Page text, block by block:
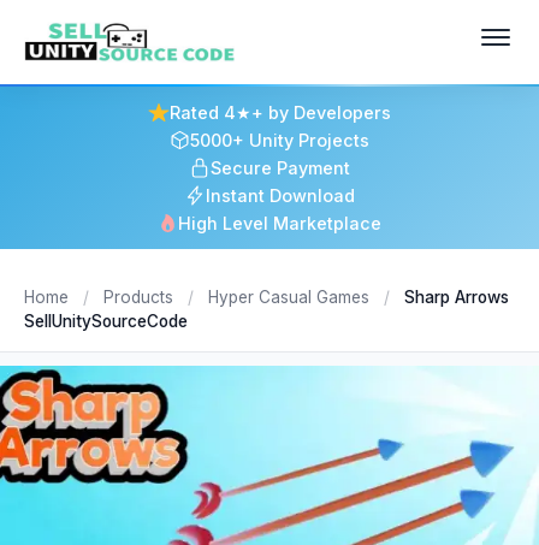
Rated 4★+ by Developers
5000+ Unity Projects
Secure Payment
Instant Download
High Level Marketplace
Home / Products / Hyper Casual Games /
Sharp Arrows
SellUnitySourceCode